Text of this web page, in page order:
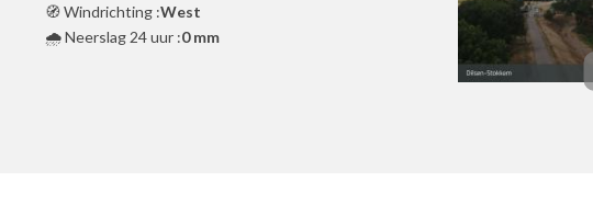
🧭 Windrichting :West
🌧️ Neerslag 24 uur :0 mm